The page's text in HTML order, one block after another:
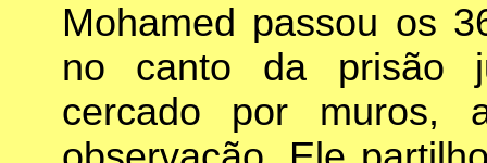
Mohamed passou os
no canto da prisão
cercado por muros,